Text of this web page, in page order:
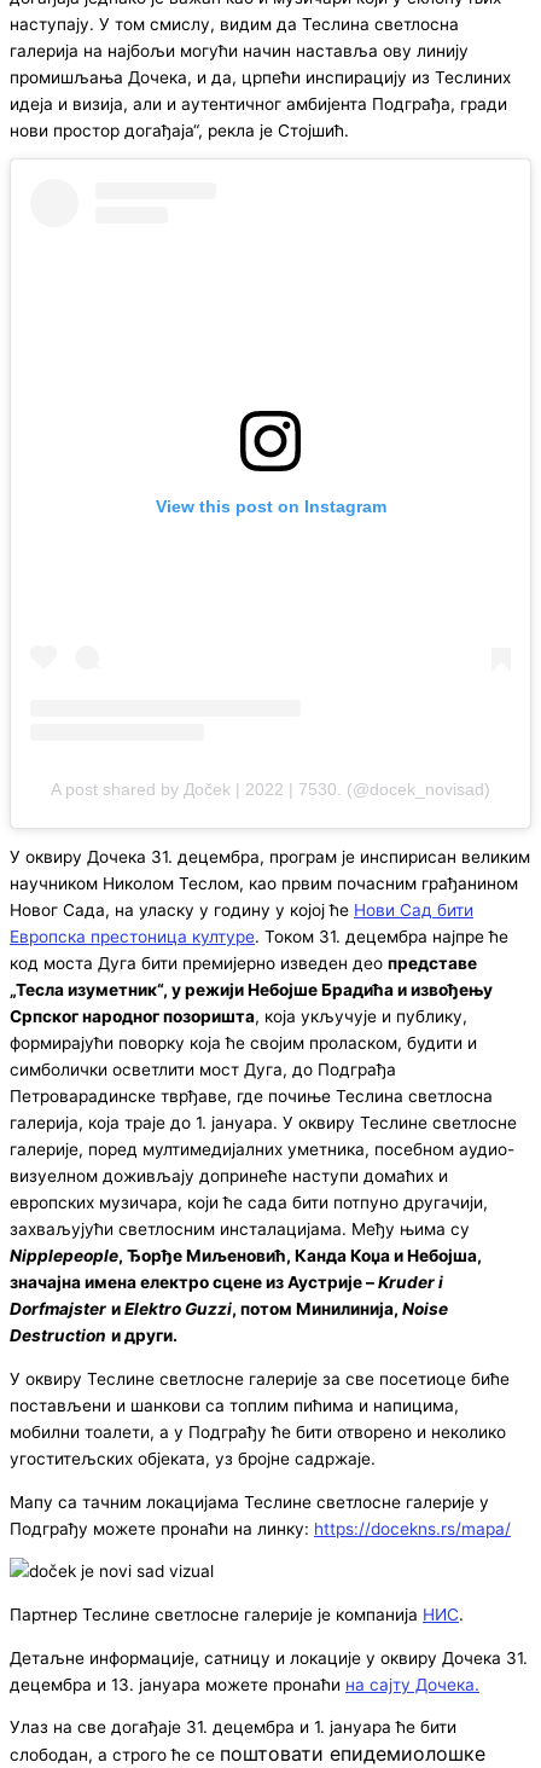
наступају. У том смислу, видим да Теслина светлосна
галерија на најбољи могући начин наставља ову линију
промишљања Дочека, и да, црпећи инспирацију из Теслиних
идеја и визија, али и аутентичног амбијента Подграђа, гради
нови простор догађаја“, рекла је Стојшић.
View this post on Instagram
A post shared by Дoček | 2022 | 7530. (@docek_novisad)
У оквиру Дочека 31. децембра, програм је инспирисан великим
научником Николом Теслом, као првим почасним грађанином
Новог Сада, на уласку у годину у којој ће Нови Сад бити
Европска престоница културе. Током 31. децембра најпре ће
код моста Дуга бити премијерно изведен део представе
„Тесла изуметник“, у режији Небојше Брадића и извођењу
Српског народног позоришта, која укључује и публику,
формирајући поворку која ће својим проласком, будити и
симболички осветлити мост Дуга, до Подграђа
Петроварадинске тврђаве, где почиње Теслина светлосна
галерија, која траје до 1. јануара. У оквиру Теслине светлосне
галерије, поред мултимедијалних уметника, посебном аудио-
визуелном доживљају допринеће наступи домаћих и
европских музичара, који ће сада бити потпуно другачији,
захваљујући светлосним инсталацијама. Међу њима су
Nipplepeople, Ђорђе Миљеновић, Канда Коџа и Небојша,
значајна имена електро сцене из Аустрије –Kruder i
Dorfmajster иElektro Guzzi, потом Минилинија, Noise
Destruction и други.
У оквиру Теслине светлосне галерије за све посетиоце биће
постављени и шанкови са топлим пићима и напицима,
мобилни тоалети, а у Подграђу ће бити отворено и неколико
угоститељских објеката, уз бројне садржаје.
Мапу са тачним локацијама Теслине светлосне галерије у
Подграђу можете пронаћи на линку: https://docekns.rs/mapa/
Партнер Теслине светлосне галерије је компанија НИС.
Детаљне информације, сатницу и локације у оквиру Дочека 31.
децембра и 13. јануара можете пронаћи на сајту Дочека.
Улаз на све догађаје 31. децембра и 1. јануара ће бити
слободан, а строго ће се поштовати епидемиолошке